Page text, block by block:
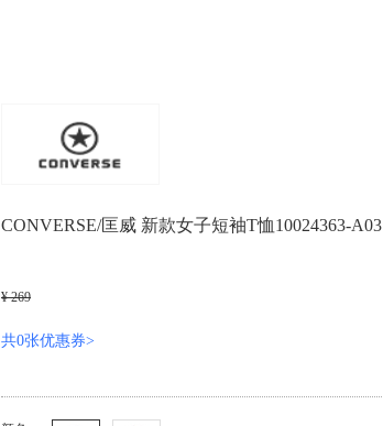
CONVERSE/匡威 新款女子短袖T恤10024363-A03
¥ 269
共0张优惠券>